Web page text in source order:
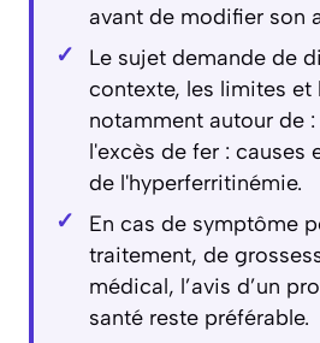
avant de modifier son
Le sujet demande de
contexte, les limites et
notamment autour de
l'excès de fer : causes
de l'hyperferritinémie.
En cas de symptôme
traitement, de
médical, l’avis d’un
santé reste préférable.